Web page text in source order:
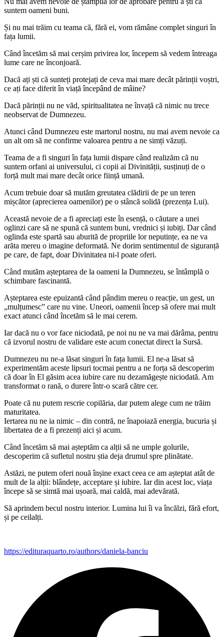
suntem oameni buni.
Și nu mai trăim cu teama că, fără ei, vom rămâne complet singuri în
fața lumii.
Când încetăm să mai cerșim privirea lor, începem să vedem întreaga
lume care ne înconjoară.
Dacă ați ști că sunteți protejați de ceva mai mare decât părinții voștri,
ce ați face diferit în viață începând de mâine?
Dacă părinții nu ne văd, spiritualitatea ne învață că nimic nu trece
neobservat de Dumnezeu.
Atunci când Dumnezeu este martorul nostru, nu mai avem nevoie ca
un alt om să ne confirme valoarea pentru a ne simți văzuți.
Teama de a fi singuri în fața lumii dispare când realizăm că nu
suntem orfani ai universului, ci copii ai Divinității, susținuți de o
forță mult mai mare decât orice ființă umană.
Acum trebuie doar să mutăm greutatea clădirii de pe un teren
mișcător (aprecierea oamenilor) pe o stâncă solidă (prezența Lui).
Această nevoie de a fi apreciați este în esență, o căutare a unei
oglinzi care să ne spună că suntem buni, vrednici și iubiți. Dar când
oglinda este spartă sau aburită de propriile lor neputințe, ea ne va
arăta mereu o imagine deformată. Ne dorim sentimentul de siguranță
pe care, de fapt, doar Divinitatea ni-l poate oferi.
Când mutăm așteptarea de la oameni la Dumnezeu, se întâmplă o
schimbare fascinantă.
Așteptarea este epuizantă când pândim mereu o reacție, un gest, un
„mulțumesc” care nu vine. Uneori, oamenii încep să ofere mai mult
exact atunci când încetăm să le mai cerem.
Iar dacă nu o vor face niciodată, pe noi nu ne va mai dărâma, pentru
că izvorul nostru de validare este acum conectat direct la Sursă.
Dumnezeu nu ne-a lăsat singuri în fața lumii. El ne-a lăsat să
experimentăm aceste lipsuri tocmai pentru a ne forța să descoperim
că doar în El găsim acea iubire care nu dezamăgește niciodată. Am
transformat o rană, o durere într-o scară către cer.
Poate că nu putem rescrie copilăria, dar putem alege cum ne trăim
maturitatea.
Iertarea nu ne ia nimic – din contră, ne înapoiază energia, bucuria și
libertatea de a fi prezenți aici și acum.
Când încetăm să mai așteptăm ca alții să ne umple golurile,
descoperim că sufletul nostru știa deja drumul spre plinătate.
Astăzi, ne putem oferi nouă înșine exact ceea ce am așteptat atât de
mult de la alții: blândețe, acceptare și iubire. Iar din acest loc, viața
începe să se simtă mai ușoară, mai caldă, mai adevărată.
Să aprindem becul nostru interior. Lumina lui îi va încălzi, fără efort,
și pe ceilalți.
https://edituraquarto.ro/authors/daniela-banciu